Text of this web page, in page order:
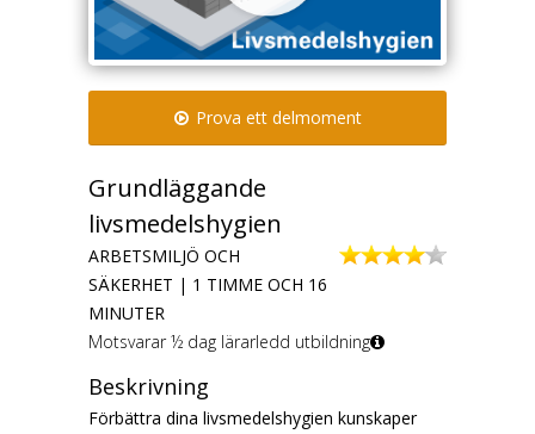
Prova ett delmoment
Grundläggande
livsmedelshygien
ARBETSMILJÖ OCH
SÄKERHET | 1 TIMME OCH 16
MINUTER
Motsvarar ½ dag lärarledd utbildning
Beskrivning
Förbättra dina livsmedelshygien kunskaper